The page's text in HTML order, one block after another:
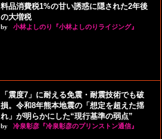
料品消費税1%の甘い誘惑に隠された2年後
の大増税
by 小林よしのり『小林よしのりライジング』
「震度7」に耐える免震・耐震技術でも破
損。令和8年熊本地震の「想定を超えた揺
れ」が明らかにした“現行基準の弱点”
by 冷泉彰彦『冷泉彰彦のプリンストン通信』